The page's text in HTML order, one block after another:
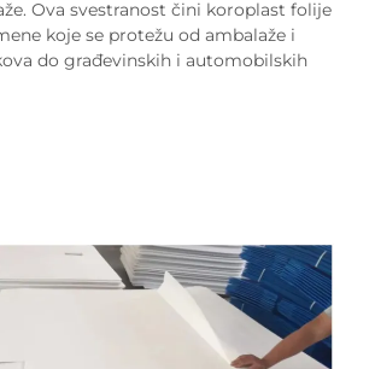
Ova svestranost čini koroplast folije
koje se protežu od ambalaže i
do građevinskih i automobilskih